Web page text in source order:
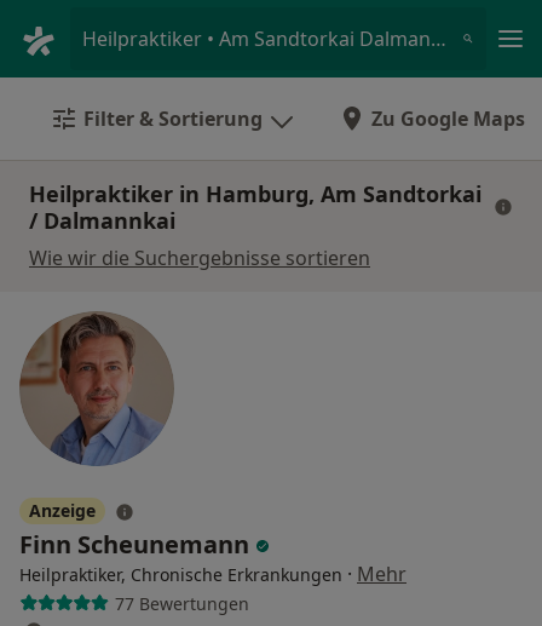
Heilpraktiker • Am Sandtorkai Dalmannkai, Hamburg, Hamburg
Filter & Sortierung Zu Google Maps
Heilpraktiker in Hamburg, Am Sandtorkai
/ Dalmannkai
Wie wir die Suchergebnisse sortieren
Anzeige
Finn Scheunemann
Heilpraktiker, Chronische Erkrankungen · Mehr
77 Bewertungen